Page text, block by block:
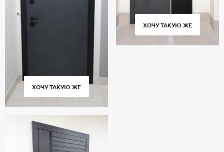
ХОЧУ ТАКУЮ ЖЕ
ХОЧУ ТАКУЮ ЖЕ